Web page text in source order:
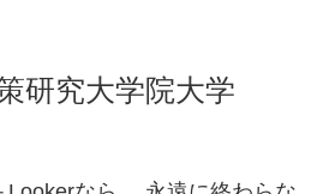
研究大学院大学